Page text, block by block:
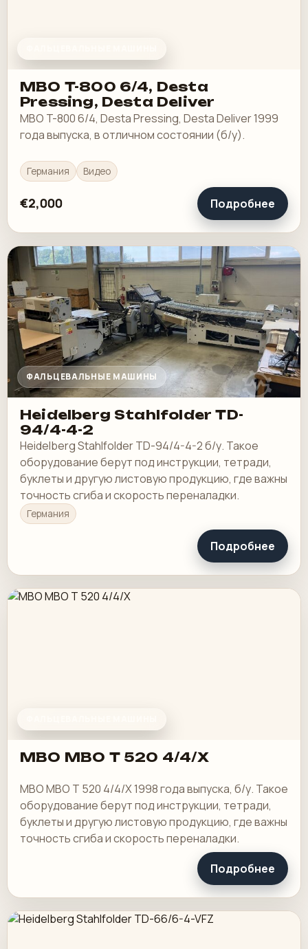
MBO T-800 6/4, Desta
Pressing, Desta Deliver
MBO T-800 6/4, Desta Pressing, Desta Deliver 1999
года выпуска, в отличном состоянии (б/у).
Германия Видео
€2,000 Подробнее
ФАЛЬЦЕВАЛЬНЫЕ МАШИНЫ
Heidelberg Stahlfolder TD-
94/4-4-2
Heidelberg Stahlfolder TD-94/4-4-2 б/у. Такое
оборудование берут под инструкции, тетради,
буклеты и другую листовую продукцию, где важны
точность сгиба и скорость переналадки.
Германия
Подробнее
MBO MBO T 520 4/4/X
MBO MBO T 520 4/4/X 1998 года выпуска, б/у. Такое
оборудование берут под инструкции, тетради,
буклеты и другую листовую продукцию, где важны
точность сгиба и скорость переналадки.
Подробнее